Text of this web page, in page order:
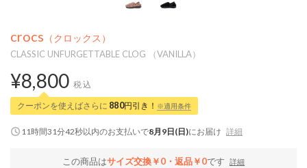
crocs （クロックス）
CLASSIC UNFURGETTABLE CLOG （VANILLA）
¥8,800 税込
クーポンを使えばさらに 880円引き！ ※適用条件
11時間31分41秒以内のお支払いで8月9日(日)にお届け 詳細
この商品はサイズ交換￥0・返品￥0です 詳細